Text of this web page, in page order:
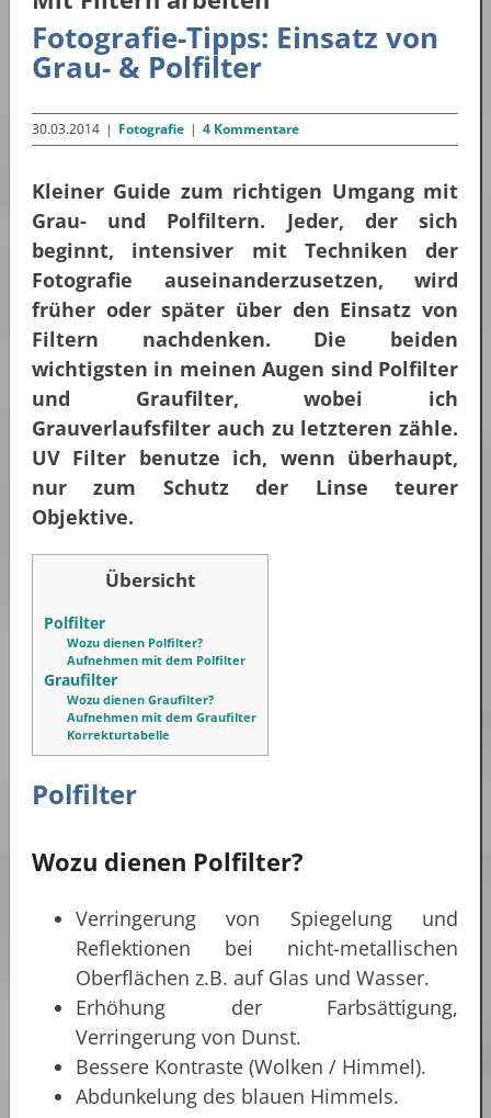
Fotografie-Tipps: Einsatz von
Grau- & Polfilter
30.03.2014 | Fotografie | 4 Kommentare
Kleiner Guide zum richtigen Umgang mit
Grau- und Polfiltern. Jeder, der sich
beginnt, intensiver mit Techniken der
Fotografie auseinanderzusetzen, wird
früher oder später über den Einsatz von
Filtern nachdenken. Die beiden
wichtigsten in meinen Augen sind Polfilter
und Graufilter, wobei ich
Grauverlaufsfilter auch zu letzteren zähle.
UV Filter benutze ich, wenn überhaupt,
nur zum Schutz der Linse teurer
Objektive.
Übersicht
Polfilter
Wozu dienen Polfilter?
Aufnehmen mit dem Polfilter
Graufilter
Wozu dienen Graufilter?
Aufnehmen mit dem Graufilter
Korrekturtabelle
Polfilter
Wozu dienen Polfilter?
Verringerung von Spiegelung und
Reflektionen bei nicht-metallischen
Oberflächen z.B. auf Glas und Wasser.
Erhöhung der Farbsättigung,
Verringerung von Dunst.
Bessere Kontraste (Wolken / Himmel).
Abdunkelung des blauen Himmels.